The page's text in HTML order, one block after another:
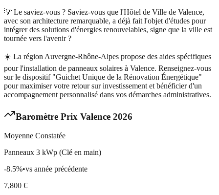
💡 Le saviez-vous ? Saviez-vous que l'Hôtel de Ville de Valence,
avec son architecture remarquable, a déjà fait l'objet d'études pour
intégrer des solutions d'énergies renouvelables, signe que la ville est
tournée vers l'avenir ?
☀️ La région Auvergne-Rhône-Alpes propose des aides spécifiques
pour l'installation de panneaux solaires à Valence. Renseignez-vous
sur le dispositif "Guichet Unique de la Rénovation Énergétique"
pour maximiser votre retour sur investissement et bénéficier d'un
accompagnement personnalisé dans vos démarches administratives.
Baromètre Prix Valence 2026
Moyenne Constatée
Panneaux 3 kWp (Clé en main)
-8.5%•vs année précédente
7,800 €